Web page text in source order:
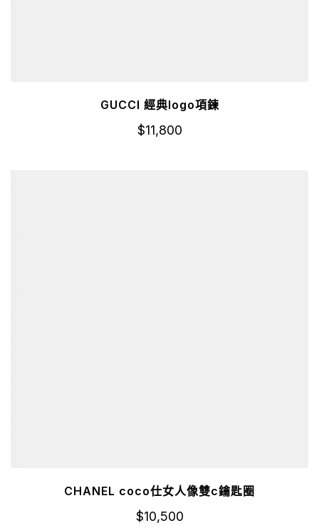
GUCCI 經典logo項鍊
$11,800
CHANEL coco仕女人像雙c鑰匙圈
$10,500